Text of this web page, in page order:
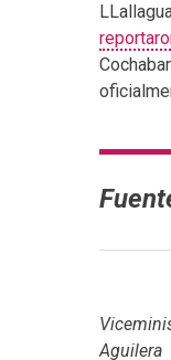
Aguilera